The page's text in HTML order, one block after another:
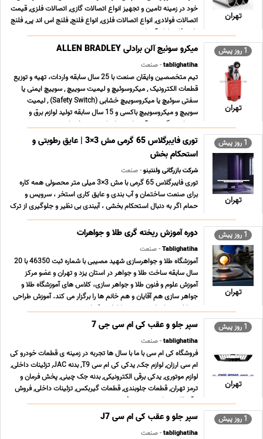
تهران
خود در زمینه تامین و تجهیز انواع اتصالات گازی, اتصالات فلزی, قیمت
اتصالات فولادی, انواع اتصالات فلزی, انواع فلنج, فلنج اس اند پی, فلنج
نفت, فلنج لوله آب, اتص ... ...
1 روز پیش
تهران
میکرو سوئیچ آلن برادلی ALLEN BRADLEY
tablighatiha- صنعت
تیم متخصصین وایقان صنعت با 25 سال سابقه واردات، تهیه و توزیع
قطعات الکترونیک , میکروسوئیچ و لیمیت سوییچ , سوییچ ایمنی یا
سفتی سوئیچ یا میکروسوییچ خشابی (Safety Switch) , لیمیت
سوییچ و میکروسوییچ باکسی و 15 سال سابقه تولید لوازم برق و
روشنایی ، گرد هم آمده است تا جامع ترین خدمات ت ... ...
1 روز پیش
تهران
توری فایبرگلاس 65 گرمی مش 3×3 | عایق رطوبتی و
استحکام بخش
شرکت بازرگانی ولنتینو- صنعت
توری فایبرگلاس 65 گرمی با مش 3×3 میلی متر محصولی همه کاره
برای صنعت ساختمان و آب بندی و عایق کاری استخر ، سرویس و
حمام اگر به دنبال استحکام بخشی ، آببندی بی نظیر و جلوگیری از ترک
خوردگی در پروژه های خود هستید ، این محصول پاسخگوی نیاز
شماست. مشخصات فنی محصول · چشمه (مش) 3×3 میلی م ... ...
1 روز پیش
تهران
دوره آموزش ریخته گری طلا و جواهرات
Tablighatiha- صنعت
آموزشگاه طلا و جواهرسازی شهید مصیبی با شماره ثبت 46350 با 20
سال سابقه ساخت طلا و جواهر در استان یزد و تهران و عضو مرکز
آموزش علوم و فنون طلا و جواهر سازى، کلاس هاى آموزشگاه طلا و
جواهر سازى هم آقایان و هم خانم ها را برگزار می کند. آموزش طراحى
و ساخت جواهرات به صورت کاملا حرفه اى ... ...
1 روز پیش
تهران
سپر جلو و عقب کی ام سی جی 7
tablighatiha- صنعت
فروشگاه کی ام سی با ما با سال ها تجربه در زمینه ی قطعات خودرو کی
ام سی ارزان, لوازم جک, یدکی کی ام سی T9, بدنه JAC, تزئینات داخلی,
لوازم موتوری, یدکی برقی الکترونیکی, بدنه جک چینی, پخش فرمان و
ترمز تهران, قطعات جلوبندی, قطعات گیربکس, تزئینات داخلی, فروش
برقی الکترونیکی, سیستم فرم ... ...
1 روز پیش سپر جلو و عقب کی ام سی J7
tablighatiha- صنعت